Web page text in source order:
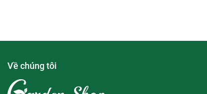
Về chúng tôi